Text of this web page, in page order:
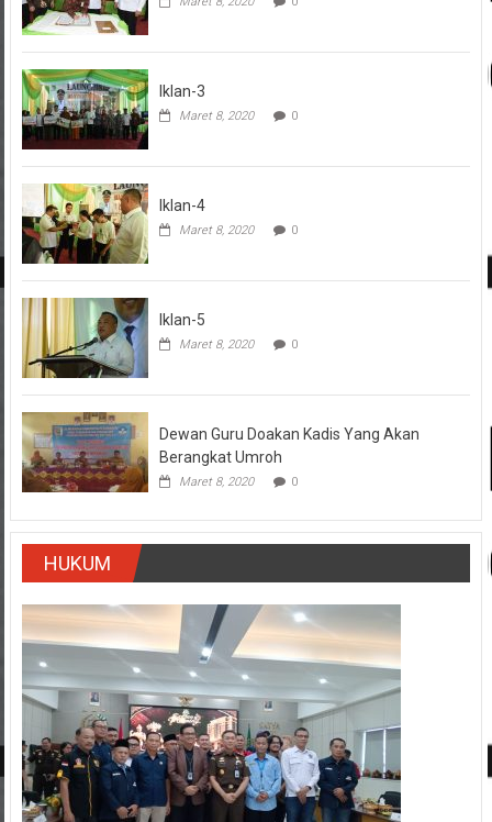
Iklan-3
Maret 8, 2020 0
Iklan-4
Maret 8, 2020 0
Iklan-5
Maret 8, 2020 0
Dewan Guru Doakan Kadis Yang Akan
Berangkat Umroh
Maret 8, 2020 0
HUKUM